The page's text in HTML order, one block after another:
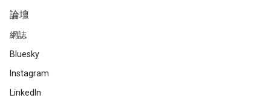
論壇
網誌
Bluesky
Instagram
LinkedIn